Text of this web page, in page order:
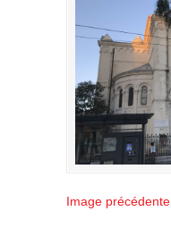
Image précédente